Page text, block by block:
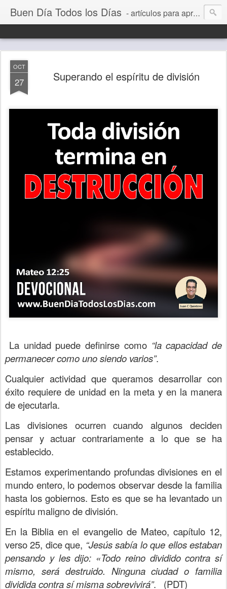
Buen Día Todos los Días - artículos para aprender a vivir mejor, un día a la vez. Por Juan C Quintero
OCT
27 Superando el espíritu de división
La unidad puede definirse como “la capacidad de
permanecer como uno siendo varios”.
Cualquier actividad que queramos desarrollar con
éxito requiere de unidad en la meta y en la manera
de ejecutarla.
Las divisiones ocurren cuando algunos deciden
pensar y actuar contrariamente a lo que se ha
establecido.
Estamos experimentando profundas divisiones en el
mundo entero, lo podemos observar desde la familia
hasta los gobiernos. Esto es que se ha levantado un
espíritu maligno de división.
En la Biblia en el evangelio de Mateo, capítulo 12,
verso 25, dice que, “Jesús sabía lo que ellos estaban
pensando y les dijo: «Todo reino dividido contra sí
mismo, será destruido. Ninguna ciudad o familia
dividida contra sí misma sobrevivirá”. (PDT)